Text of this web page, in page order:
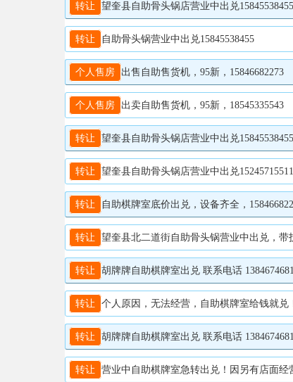
转让 望奎县自助骨头锅店营业中出兑15845538455
转让 自助骨头锅营业中出兑15845538455
个人售房 出售自助售货机，95新，15846682273
个人售房 出卖自助售货机，95新，18545335543
转让 望奎县自助骨头锅店营业中出兑15845538455
转让 望奎县自助骨头锅店营业中出兑15245715511
转让 自助棋牌室底价出兑，设备齐全，
转让 望奎县北二道街自助骨头锅营业中出兑，带
转让 胡牌牌自助棋牌室出兑 联系电话
转让 个人原因，无法经营，自助棋牌室给钱就兑
转让 胡牌牌自助棋牌室出兑 联系电话
转让 营业中自助棋牌室急转出兑！因另有店面经